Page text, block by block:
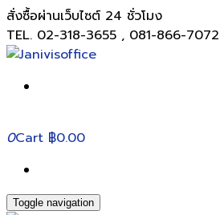
สั่งซื้อผ่านเว็บไซต์ 24 ชั่วโมง
TEL. 02-318-3655 , 081-866-7072
0Cart ฿0.00
Toggle navigation